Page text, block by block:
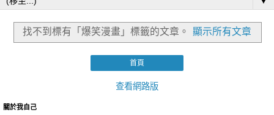
找不到標有「爆笑漫畫」 標籤的文章。 顯示所有文章
首頁
查看網路版
關於我自己